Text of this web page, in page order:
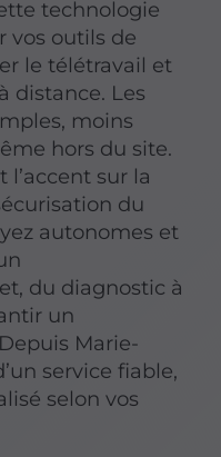
technologie
vos outils de
le télétravail et
distance. Les
moins
hors du site.
sur la
du
autonomes et
du diagnostic à
un
Marie-
service fiable,
selon vos